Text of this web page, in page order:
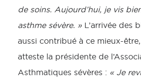
de soins. Aujourd’hui, je vis
asthme sévère. » L’arrivée des
aussi contribué à ce mieux-
atteste la présidente de
Asthmatiques sévères : « Je